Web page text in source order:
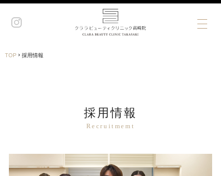
TOP › 採用情報
採用情報
Recruitmemt